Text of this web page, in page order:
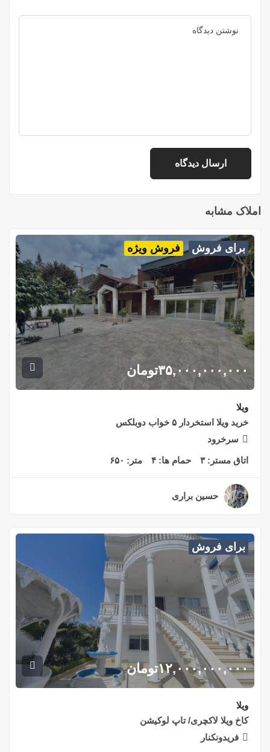
املاک مشابه
برای فروش فروش ویژه
۳۵,۰۰۰,۰۰۰,۰۰۰تومان
ویلا
خرید ویلا استخردار ۵ خواب دوبلکس
سرخرود
اتاق مستر:۳ حمام ها: ۴ متر: ۶۵۰
حسین براری
برای فروش
۱۲,۰۰۰,۰۰۰,۰۰۰تومان
ویلا
کاخ ویلا لاکچری/ تاپ لوکیشن
فریدونکنار